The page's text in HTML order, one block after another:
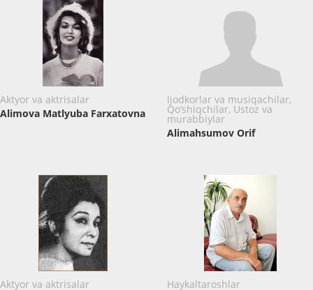
Aktyor va aktrisalar
Alimova Matlyuba Farxatovna
Ijodkorlar va musiqachilar,
Qo‘shiqchilar, Ustoz va
murabbiylar
Alimahsumov Orif
Aktyor va aktrisalar
Haykaltaroshlar